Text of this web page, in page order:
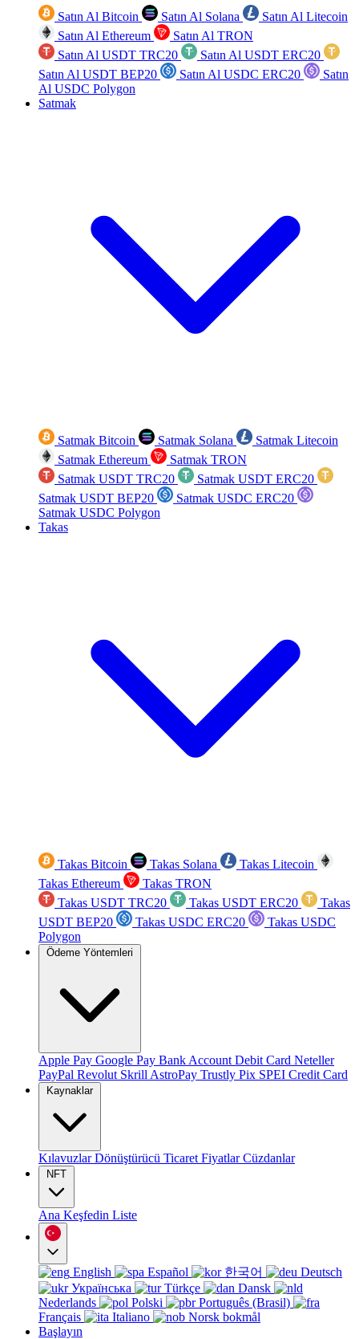
Satın Al Bitcoin Satın Al Solana
Satın Al Litecoin
Satın Al Ethereum
Satın Al TRON
Satın Al USDT TRC20
Satın Al USDT ERC20
Satın Al USDT BEP20
Satın Al USDC ERC20
Satın
Al USDC Polygon
Satmak
Satmak Bitcoin Satmak Solana
Satmak Litecoin
Satmak Ethereum
Satmak TRON
Satmak USDT TRC20
Satmak USDT ERC20
Satmak USDT BEP20
Satmak USDC ERC20
Satmak USDC Polygon
Takas
Takas Bitcoin Takas Solana
Takas Litecoin
Takas Ethereum
Takas TRON
Takas USDT TRC20
Takas USDT ERC20
Takas
USDT BEP20
Takas USDC ERC20
Takas USDC
Polygon
Ödeme Yöntemleri
Apple Pay Google Pay Bank Account Debit Card Neteller
PayPal Revolut Skrill AstroPay Trustly Pix SPEI Credit Card
Kaynaklar
KılavuzlarDönüştürücü Ticaret FiyatlarCüzdanlar
NFT
Ana Keşfedin Liste
English Español 한국어
Deutsch
Українська
Türkçe
Dansk
Nederlands
Polski
Português (Brasil)
Français
Italiano
Norsk bokmål
Başlayın